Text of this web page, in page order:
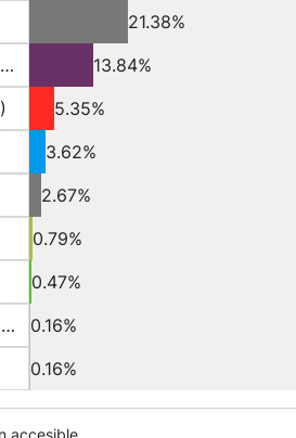
21.38%
PODEMOS-IU-EQUO BERD
13.84%
5.35%
3.62%
2.67%
0.79%
0.47%
RECORTES CERO-GV
0.16%
0.16%
accesible